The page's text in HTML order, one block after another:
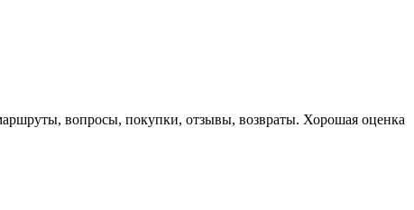
вопросы, покупки, отзывы, возвраты. Хорошая оценка